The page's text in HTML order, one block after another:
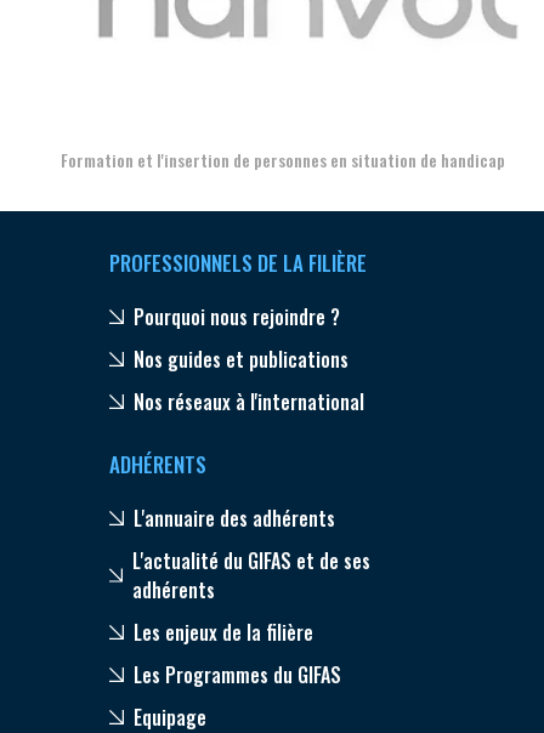
Formation et l'insertion de personnes en situation de handicap
PROFESSIONNELS DE LA FILIÈRE
Pourquoi nous rejoindre ?
Nos guides et publications
Nos réseaux à l'international
ADHÉRENTS
L'annuaire des adhérents
L'actualité du GIFAS et de ses
adhérents
Les enjeux de la filière
Les Programmes du GIFAS
Equipage